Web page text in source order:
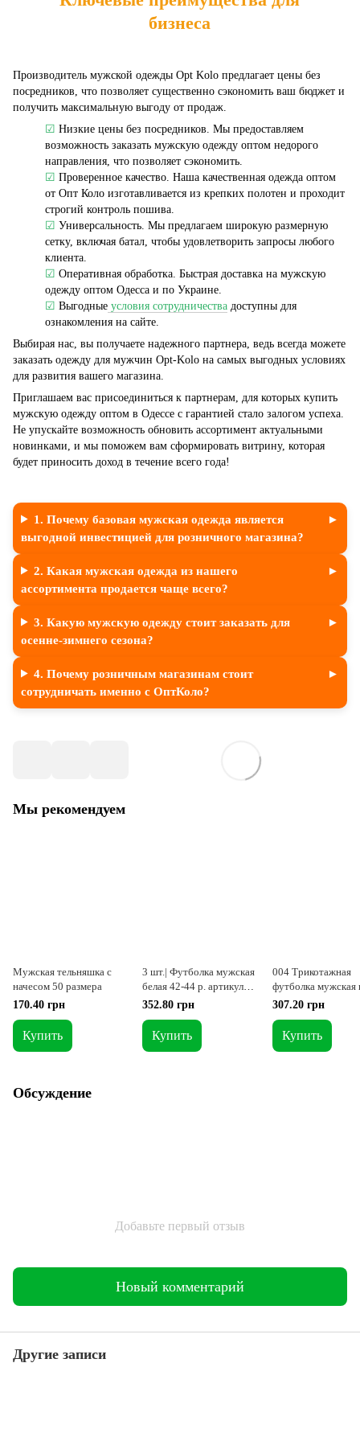
бизнеса
Производитель мужской одежды Opt Kolo предлагает цены без
посредников, что позволяет существенно сэкономить ваш бюджет и
получить максимальную выгоду от продаж.
☑ Низкие цены без посредников. Мы предоставляем
возможность заказать мужскую одежду оптом недорого
направления, что позволяет сэкономить.
☑ Проверенное качество. Наша качественная одежда оптом
от Опт Коло изготавливается из крепких полотен и проходит
строгий контроль пошива.
☑ Универсальность. Мы предлагаем широкую размерную
сетку, включая батал, чтобы удовлетворить запросы любого
клиента.
☑ Оперативная обработка. Быстрая доставка на мужскую
одежду оптом Одесса и по Украине.
☑ Выгодные условия сотрудничества доступны для
ознакомления на сайте.
Выбирая нас, вы получаете надежного партнера, ведь всегда можете
заказать одежду для мужчин Opt-Kolo на самых выгодных условиях
для развития вашего магазина.
Приглашаем вас присоединиться к партнерам, для которых купить
мужскую одежду оптом в Одессе с гарантией стало залогом успеха.
Не упускайте возможность обновить ассортимент актуальными
новинками, и мы поможем вам сформировать витрину, которая
будет приносить доход в течение всего года!
1. Почему базовая мужская одежда является
выгодной инвестицией для розничного магазина?
2. Какая мужская одежда из нашего
ассортимента продается чаще всего?
3. Какую мужскую одежду стоит заказать для
осенне-зимнего сезона?
4. Почему розничным магазинам стоит
сотрудничать именно с ОптКоло?
Мы рекомендуем
Мужская тельняшка с
начесом 50 размера
170.40 грн
Купить
3 шт.| Футболка мужская
белая 42-44 р. артикул
51-XXS
352.80 грн
Купить
004 Трикотажная
футболка мужская
марсала L
307.20 грн
Купить
Обсуждение
Добавьте первый отзыв
Новый комментарий
Другие записи